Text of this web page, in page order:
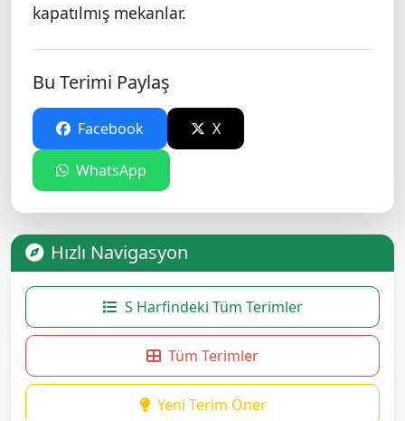
kapatılmış mekanlar.
Bu Terimi Paylaş
Facebook X
WhatsApp
Hızlı Navigasyon
S Harfindeki Tüm Terimler
Tüm Terimler
Yeni Terim Öner